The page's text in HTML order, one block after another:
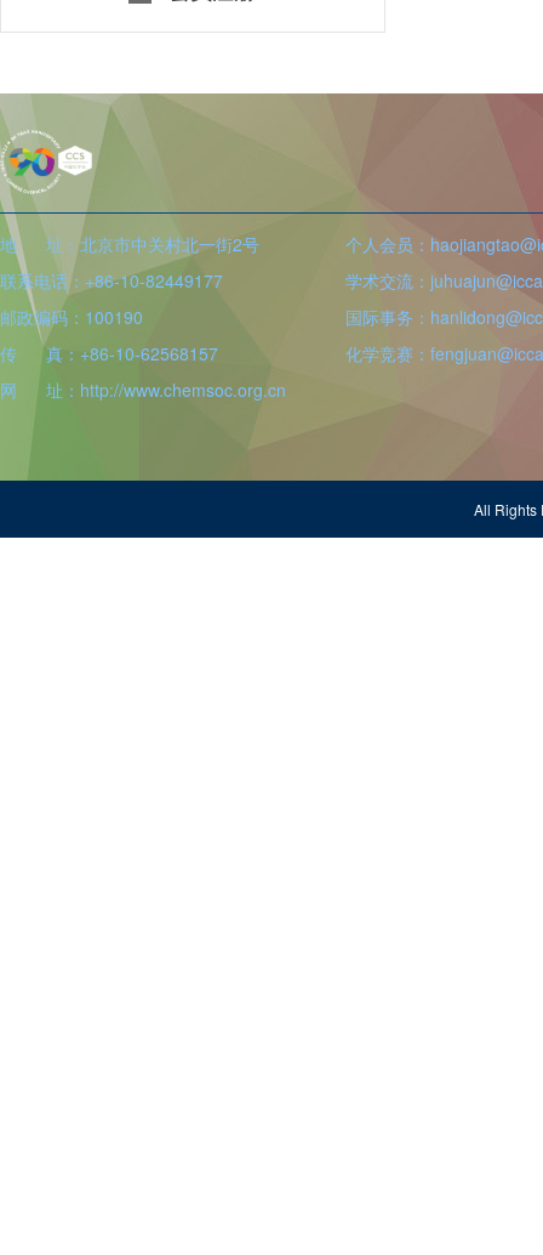
地 址：北京市中关村北一街2号
联系电话：+86-10-82449177
邮政编码：100190
传 真：+86-10-62568157
网 址：http://www.chemsoc.org.cn
个人会员：
学术交流：
国际事务：
化学竞赛：
All Rights